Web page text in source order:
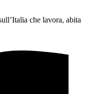
che lavora, abita